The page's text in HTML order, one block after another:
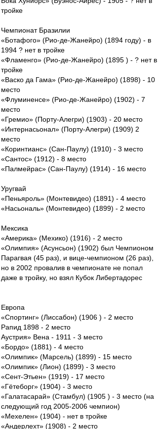
тройке
Чемпионат Бразилии
«Ботафого» (Рио-де-Жанейро) (1894 году) - в
1994 ? нет в тройке
«Фламенго» (Рио-де-Жанейро) (1895 ) - ? нет в
тройке
«Васко да Гама» (Рио-де-Жанейро) (1898) - 10
место
«Флуминенсе» (Рио-де-Жанейро) (1902) - 7
место
«Гремио» (Порту-Алегри) (1903) - 20 место
«Интернасьонал» (Порту-Алегри) (1909) 2
место
«Коринтианс» (Сан-Паулу) (1910) - 3 место
«Сантос» (1912) - 8 место
«Палмейрас» (Сан-Паулу) (1914) - 16 место
Уругвай
«Пеньяроль» (Монтевидео) (1891) - 4 место
«Насьональ» (Монтевидео) (1899) - 2 место
Мексика
«Америка» (Мехико) (1916) - 2 место
«Олимпия» (Асунсьон) (1902) был Чемпионом
Парагвая (45 раз), и вице-чемпионом (26 раз),
но в 2002 провалив в чемпионате не попал
даже в тройку, но взял Кубок Либертадорес
Европа
«Спортинг» (Лиссабон) (1906 ) - 2 место
Рапид 1898 - 2 место
Аустрия» Вена - 1911 - 3 место
«Бордо» (1881) - 4 место
«Олимпик» (Марсель) (1899) - 15 место
«Олимпик» (Лион) (1899) - 3 место
«Сент-Этьен» (1919) - 17 место
«Гётеборг» (1904) - 3 место
«Галатасарай» (Стамбул) (1905 ) - 3 место (на
следующий год 2005-2006 чемпион)
«Мехелен» (1904) - нет в тройке
«Андерлехт» (1908) - 2 место